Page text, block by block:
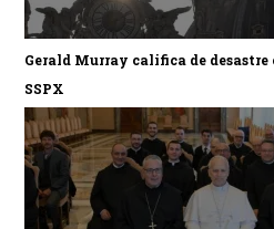
Gerald Murray califica de
SSPX